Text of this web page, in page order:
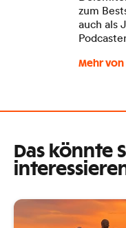
zum
auch als
Mehr von
Das könnte